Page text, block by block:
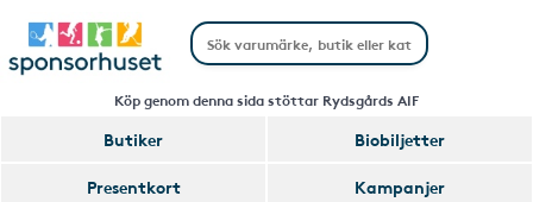
Köp genom denna sida stöttar Rydsgårds AIF
Butiker
Biobiljetter
Presentkort
Kampanjer